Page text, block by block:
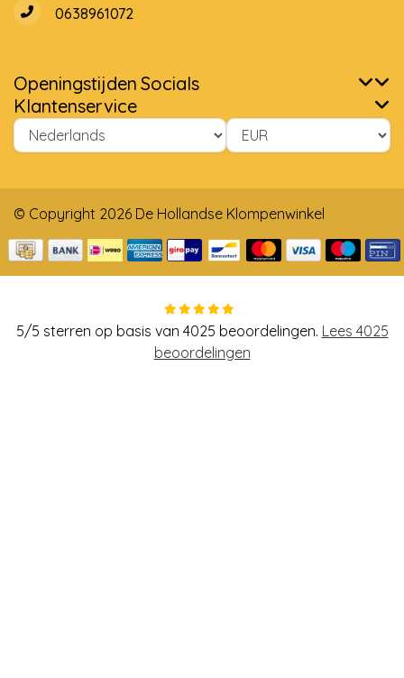
0638961072
Openingstijden Socials
Klantenservice
© Copyright 2026 De Hollandse Klompenwinkel
5/5 sterren op basis van 4025 beoordelingen. Lees 4025
beoordelingen